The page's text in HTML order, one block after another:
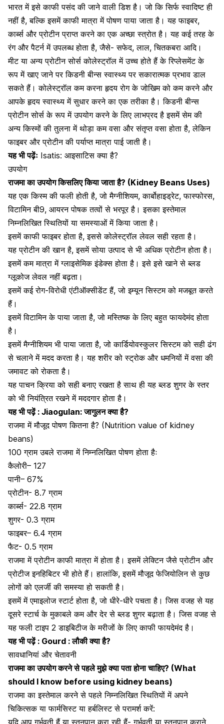
भारत में इसे काफी पसंद की जाने वाली डिश है। जो कि सिर्फ स्वादिष्ट ही
नहीं है, बल्कि इसमें काफी मात्रा में पोषण पाया जाता है। यह फाइबर,
कार्ब्स और प्रोटीन प्राप्त करने का एक अच्छा स्त्रोत है। यह कई तरह के
रंग और पैटर्न में उपलब्ध होता है, जैसे- सफेद, लाल, चितकबरा आदि।
मीट या अन्य प्रोटीन सोर्स कोलेस्ट्रॉल में उच्च होते हैं के रिप्लेसमेंट के
रूप में खाए जाने पर किडनी बीन्स स्वास्थ्य पर सकारात्मक प्रभाव डाल
सकते हैं। कोलेस्ट्रॉल कम करना हृदय रोग के जोखिम को कम करने और
आपके हृदय स्वास्थ्य में सुधार करने का एक तरीका है। किडनी बीन्स
प्रोटीन सोर्स के रूप में उपयोग करने के लिए लाभप्रद है इसमें सेम की
अन्य किस्मों की तुलना में थोड़ा कम वसा और संतृप्त वसा होता है, लेकिन
फाइबर और प्रोटीन की पर्याप्त मात्रा पाई जाती है।
यह भी पढ़ेंः Isatis: आइसाटिस क्या है?
उपयोग
राजमा का उपयोग किसलिए किया जाता है? (Kidney Beans Uses)
यह एक किस्म की फली होती है, जो मैग्नीशियम, कार्बोहाइड्रेट, फास्फोरस,
विटामिन बी9, आयरन पोषक तत्वों से भरपूर है। इसका इस्तेमाल
निम्नलिखित स्थितियों या समस्याओं में किया जाता है।
इसमें काफी फाइबर होता है, इससेकोलेस्ट्रॉल लेवल सही रहता है।
यह प्रोटीन की खान है, इसमें सोया उत्पाद से भी अधिक प्रोटीन होता है।
इसमें कम मात्रा में ग्लाइसेमिक इंडेक्स होता है। इसे इसे खाने से ब्लड
ग्लूकोज लेवल नहीं बढ़ता।
इसमें कई रोग-विरोधी एंटीऑक्सीडेंट हैं, जो इम्यून सिस्टम को मजबूत करते
हैं।
इसमेंविटामिन केपाया जाता है, जो मस्तिष्क के लिए बहुत फायदेमंद होता
है।
इसमें मैग्नीशियम भी पाया जाता है, जो कार्डियोवस्कुलर सिस्टम को सही ढंग
से चलाने में मदद करता है। यह शरीर को स्ट्रोक और धमनियों में वसा की
जमावट को रोकता है।
यह पाचन क्रिया को सही बनाए रखता है साथ ही यहब्लड शुगरके स्तर
को भी नियंत्रित रखने में मददगार होता है।
यह भी पढ़ें : Jiaogulan: जागुलन क्या है?
राजमा में मौजूद पोषण कितना है? (Nutrition value of kidney
beans)
100 ग्राम उबले राजमा में निम्नलिखित पोषण होता हैः
कैलोरी– 127
पानी– 67%
प्रोटीन- 8.7 ग्राम
कार्ब्स- 22.8 ग्राम
शुगर- 0.3 ग्राम
फाइबर– 6.4 ग्राम
फैट- 0.5 ग्राम
राजमा में प्रोटीन काफी मात्रा में होता है। इसमें लेक्टिन जैसे प्रोटीन और
प्रोटीज इनहिबिटर भी होते हैं। हालांकि, इसमें मौजूद फेजियोलिन से कुछ
लोगों कोएलर्जीकी समस्या हो सकती है।
इसमें में एमाइलोज स्टार्ट होता है, जो धीरे-धीरे पचता है। जिस वजह से यह
दूसरे स्टार्च के मुकाबले कम और देर से ब्लड शुगर बढ़ाता है। जिस वजह से
यह फली टाइप 2डाइबिटीजके मरीजों के लिए काफी फायदेमंद है।
यह भी पढ़ें : Gourd : लौकी क्या है?
सावधानियां और चेतावनी
राजमा का उपयोग करने से पहले मुझे क्या पता होना चाहिए? (What
should I know before using kidney beans)
राजमा का इस्तेमाल करने से पहले निम्नलिखित स्थितियों में अपने
चिकित्सक या फार्मसिस्ट या हर्बलिस्ट से परामर्श करें:
यदि आपगर्भवती हैं या स्तनपान करा रही हैं- गर्भवती या स्तनपान कराने